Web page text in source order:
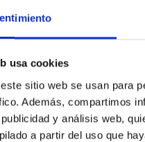
usa cookies
sitio web se usan para
Además, compartimos
y análisis web,
a partir del uso que
aceptas nuestra política de